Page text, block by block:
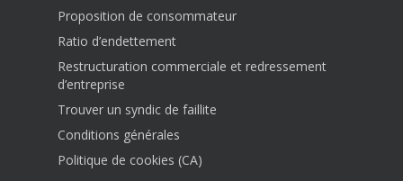
Proposition de consommateur
Ratio d’endettement
Restructuration commerciale et redressement
d’entreprise
Trouver un syndic de faillite
Conditions générales
Politique de cookies (CA)